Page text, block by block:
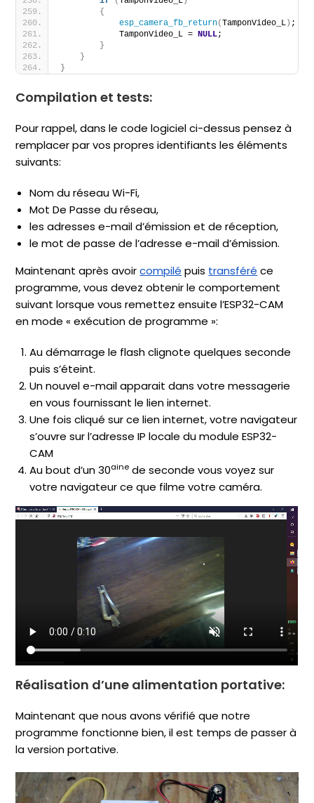
{
esp_camera_fb_return(TamponVideo_L ) ;
            TamponVideo_L =
NULL;
}
}
}
Compilation et tests:
Pour rappel, dans le code logiciel ci-dessus pensez à
remplacer par vos propres identifiants les éléments
suivants:
Nom du réseau Wi-Fi,
Mot De Passe du réseau,
les adresses e-mail d’émission et de réception,
le mot de passe de l’adresse e-mail d’émission.
Maintenant après avoircompilé puis transféré ce
programme, vous devez obtenir le comportement
suivant lorsque vous remettez ensuite l’ESP32-CAM
en mode « exécution de programme »:
Au démarrage le flash clignote quelques seconde
puis s’éteint.
Un nouvel e-mail apparait dans votre messagerie
en vous fournissant le lien internet.
Une fois cliqué sur ce lien internet, votre navigateur
s’ouvre sur l’adresse IP locale du module ESP32-
CAM
Au bout d’un 30aine de seconde vous voyez sur
votre navigateur ce que filme votre caméra.
Réalisation d’une alimentation portative:
Maintenant que nous avons vérifié que notre
programme fonctionne bien, il est temps de passer à
la version portative.